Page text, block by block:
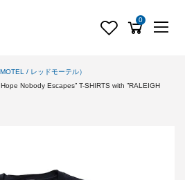
0
/ レッドモーテル）
Nobody Escapes” T-SHIRTS with ”RALEIGH